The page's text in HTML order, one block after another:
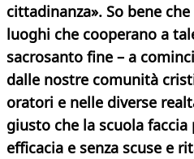
cittadinanza». So bene
luoghi che cooperano a
sacrosanto fine – a
dalle nostre comunità
oratori e nelle diverse
giusto che la scuola
efficacia e senza scuse e